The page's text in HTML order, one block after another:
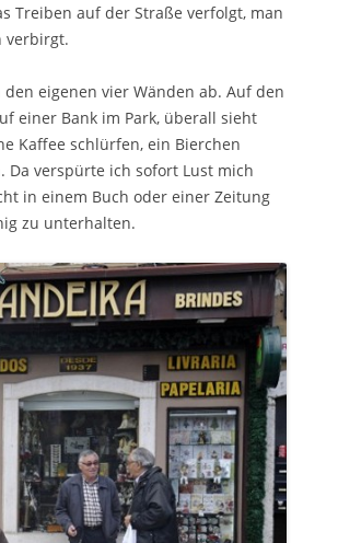
Treiben auf der Straße verfolgt, man
verbirgt.
eigenen vier Wänden ab. Auf den
einer Bank im Park, überall sieht
Kaffee schlürfen, ein Bierchen
Da verspürte ich sofort Lust mich
in einem Buch oder einer Zeitung
zu unterhalten.